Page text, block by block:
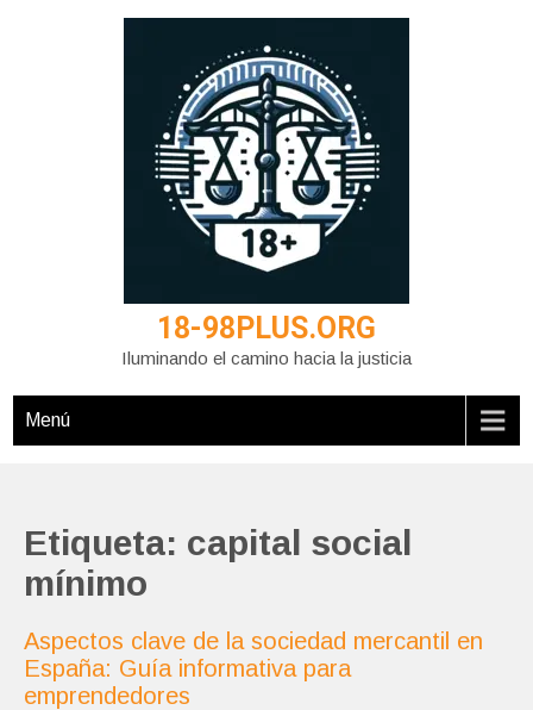
18-98PLUS.ORG
Iluminando el camino hacia la justicia
Menú
Etiqueta: capital social
mínimo
Aspectos clave de la sociedad mercantil en
España: Guía informativa para
emprendedores